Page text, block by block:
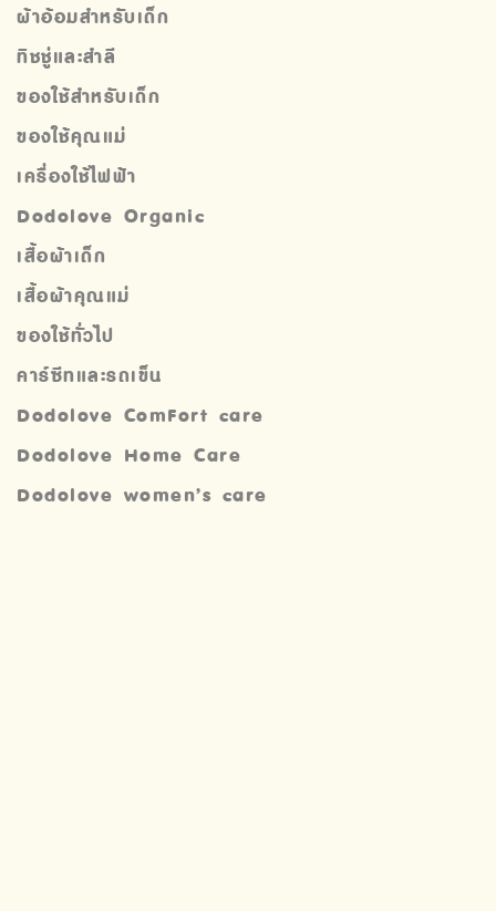
ผ้าอ้อมสำหรับเด็ก
ทิชชู่และสำลี
ของใช้สำหรับเด็ก
ของใช้คุณแม่
เครื่องใช้ไฟฟ้า
Dodolove Organic
เสื้อผ้าเด็ก
เสื้อผ้าคุณแม่
ของใช้ทั่วไป
คาร์ซีทและรถเข็น
Dodolove ComFort care
Dodolove Home Care
Dodolove women’s care